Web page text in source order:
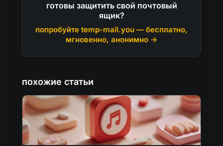
готовы защитить свой почтовый
ящик?
попробуйте temp-mail.you — бесплатно,
мгновенно, анонимно →
похожие статьи